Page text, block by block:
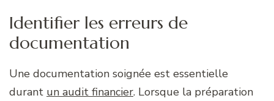
Identifier les erreurs de
documentation
Une documentation soignée est essentielle
durant un audit financier. Lorsque la préparation